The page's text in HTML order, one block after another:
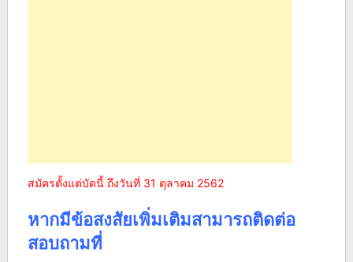
สมัครตั้งแต่บัดนี้ ถึงวันที่ 31 ตุลาคม 2562
หากมีข้อสงสัยเพิ่มเติมสามารถติดต่อ
สอบถามที่